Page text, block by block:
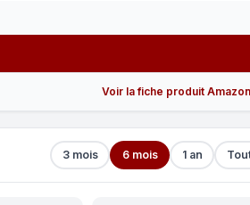
Voir la fiche produit
3 mois 6 mois 1 an